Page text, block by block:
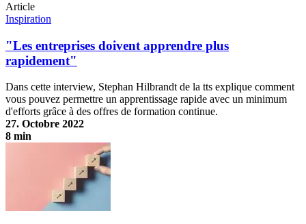
Article
Inspiration
"Les entreprises doivent apprendre plus
rapidement"
Dans cette interview, Stephan Hilbrandt de la tts explique comment
vous pouvez permettre un apprentissage rapide avec un minimum
d'efforts grâce à des offres de formation continue.
27. Octobre 2022
8 min
"Les entreprises doivent apprendre plus rapidement"